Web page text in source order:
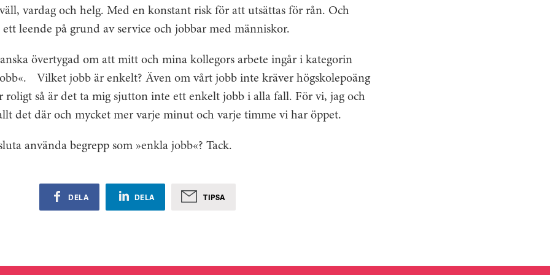
vardag och helg. Med en konstant risk för att utsättas för rån. Och
leende på grund av service och jobbar med människor.
övertygad om att mitt och mina kollegors arbete ingår i kategorin
Vilket jobb är enkelt? Även om vårt jobb inte kräver högskolepoäng
roligt så är det ta mig sjutton inte ett enkelt jobb i alla fall. För vi, jag och
det där och mycket mer varje minut och varje timme vi har öppet.
använda begrepp som »enkla jobb«? Tack.
DELA DELA TIPSA